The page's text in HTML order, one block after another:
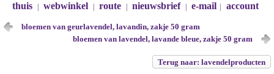
thuis webwinkel route nieuwsbrief e-mail account
bloemen van geurlavendel, lavandin, zakje 50 gram
bloemen van lavendel, lavande bleue, zakje 50 gram
Terug naar: lavendelproducten